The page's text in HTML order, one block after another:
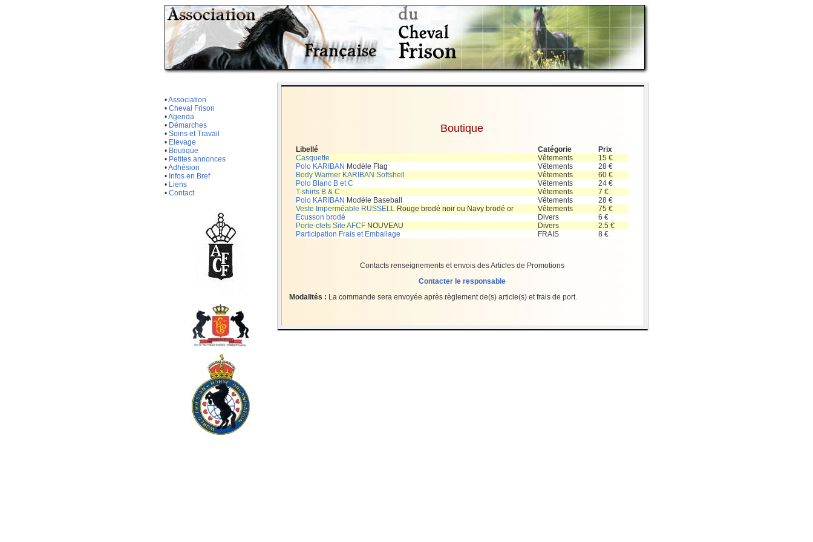
•Association
• Cheval Frison
•Agenda
• Démarches
• Soins et Travail
• Elevage
• Boutique
• Petites annonces
•Adhésion
• Infos en Bref
• Liens
• Contact
Boutique
Libellé Catégorie
Prix
Casquette
Vêtements
15 €
Polo KARIBAN Modèle Flag Vêtements
28 €
Body Warmer KARIBAN Softshell
Vêtements
60 €
Polo Blanc B et C
Vêtements
24 €
T-shirts B & C
Vêtements
7 €
Polo KARIBAN Modèle Baseball Vêtements
28 €
Veste Imperméable RUSSELL Rouge brodé noir ou Navy brodé or Vêtements
75 €
Ecusson brodé
Divers
6 €
Porte-clefs Site AFCFNOUVEAU Divers
2.5 €
Participation Frais et Emballage
FRAIS 8 €
Contacts renseignements et envois des Articles de Promotions
Contacter le responsable
Modalités : La commande sera envoyée après règlement de(s) article(s) et frais de port.